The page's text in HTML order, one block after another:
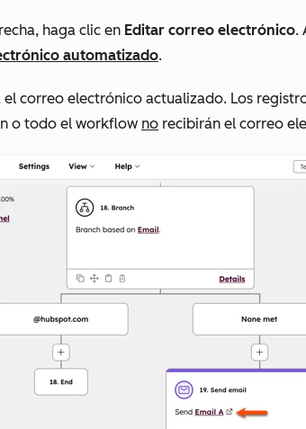
haga clic en Editar correo electrónico.
automatizado.
el correo electrónico actualizado. Los
o todo el workflow no recibirán el correo